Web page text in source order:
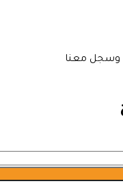
وسجل معنا